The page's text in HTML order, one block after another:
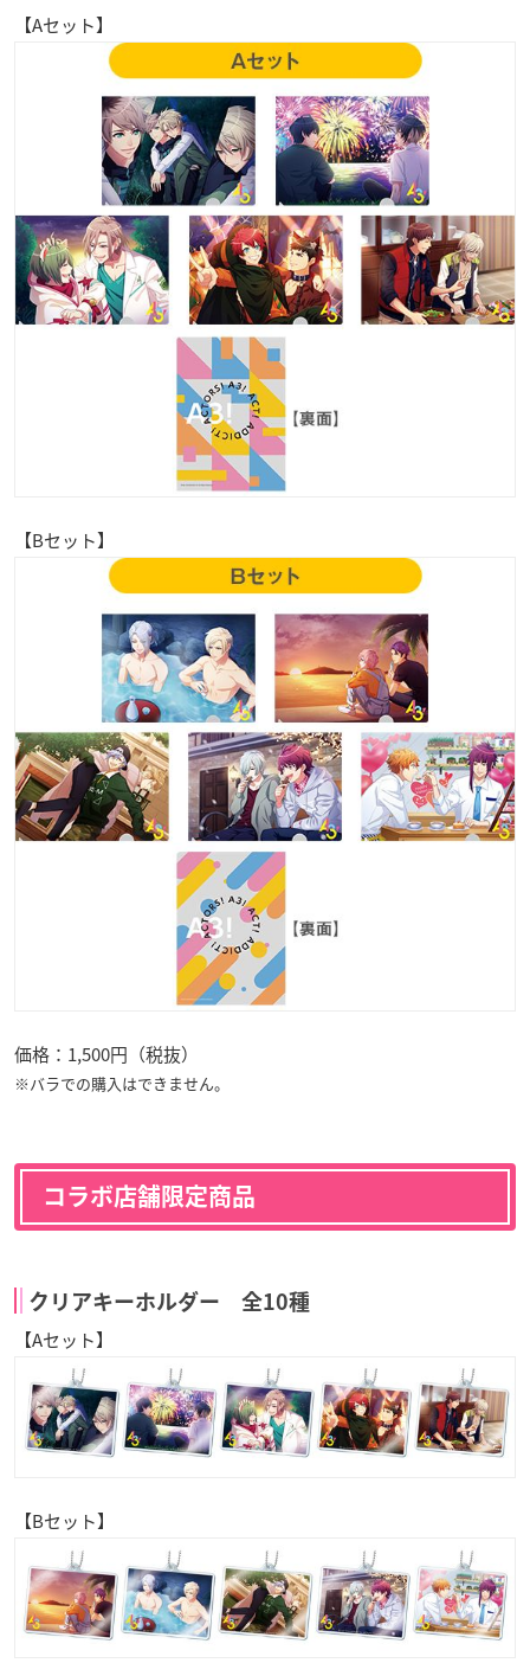
【Aセット】
【Bセット】
価格：1,500円（税抜）
※バラでの購入はできません。
コラボ店舗限定商品
クリアキーホルダー 全10種
【Aセット】
【Bセット】